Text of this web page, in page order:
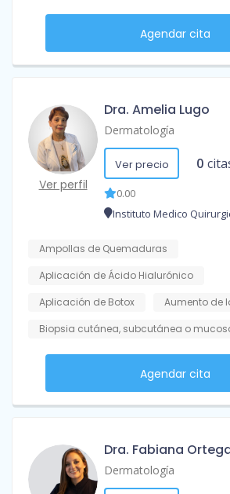
Agendar cita
Ver perfil
Dra. Amelia Lugo
Dermatología
Ver precio 0
0.00
Instituto Medico
Ampollas de Quemaduras
Aplicación de Ácido Hialurónico
Aplicación de Botox
Aumento de
Biopsia cutánea, subcutánea o
Agendar cita
Dra. Fabiana
Dermatología